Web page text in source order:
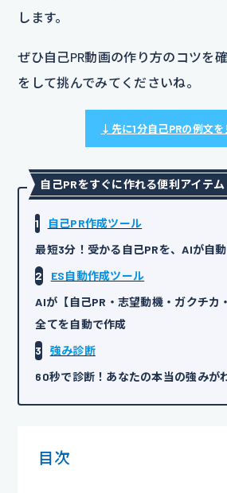
します。
ぜひ自己PR動画の作り方のコツを
をして挑んでみてくださいね。
↓先に1分自己PRの例文
自己PRをすぐに作れる便利アイテム
1
自己PR作成ツール
最短3分！受かる自己PRを、AIが自
2
ES自動作成ツール
AIが【自己PR・志望動機・ガクチカ
全てを自動で作成
3
強み診断
60秒で診断！あなたの本当の強みが
目次